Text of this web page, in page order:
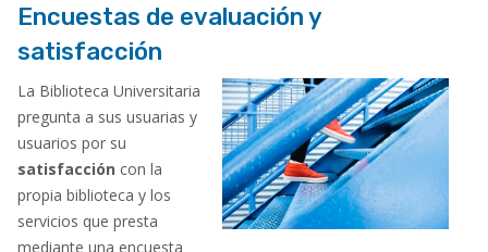
a
la
navegación
Encuestas de evaluación y
satisfacción
La Biblioteca Universitaria
pregunta a sus usuarias y
usuarios por su
satisfacción con la
propia biblioteca y los
servicios que presta
mediante una encuesta